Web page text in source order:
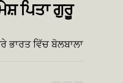
ਪਿਤਾ ਗੁਰੂ
ਭਾਰਤ ਵਿੱਚ ਬੋਲਬਾਲਾ